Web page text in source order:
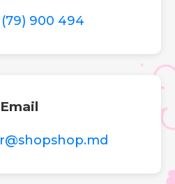
(79) 900 494
Email